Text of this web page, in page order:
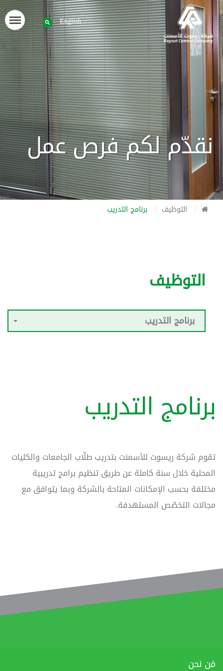
English
نقدّم لكم فرص عمل
التوظيف برنامج التدريب
التوظيف
برنامج التدريب
برنامج التدريب
تقوم شركة ريسوت للأسمنت بتدريب طلّاب الجامعات والكليات
المحلية خلال سنة كاملة عن طريق تنظيم برامج تدريبية
مختلفة بحسب الإمكانات المتاحة بالشركة وبما يتوافق مع
مجالات التخصّص المستهدفة.
مَن نحن